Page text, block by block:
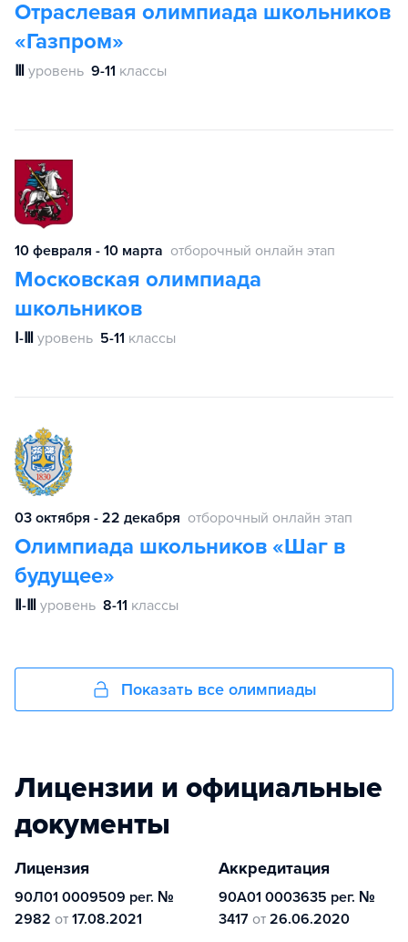
Отраслевая олимпиада школьников
«Газпром»
Ⅲ уровень 9-11 классы
10 февраля - 10 марта отборочный онлайн этап
Московская олимпиада
школьников
Ⅰ-Ⅲ уровень 5-11 классы
03 октября - 22 декабря отборочный онлайн этап
Олимпиада школьников «Шаг в
будущее»
Ⅱ-Ⅲ уровень 8-11 классы
Показать все олимпиады
Лицензии и официальные
документы
Лицензия
90Л01 0009509 рег. №
2982 от 17.08.2021
Аккредитация
90А01 0003635 рег. №
3417 от 26.06.2020